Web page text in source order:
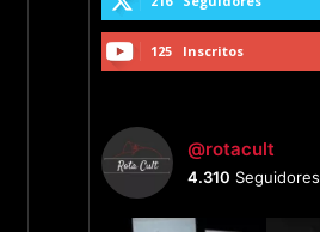
125 Inscritos
@rotacult
4.310 Seguidores